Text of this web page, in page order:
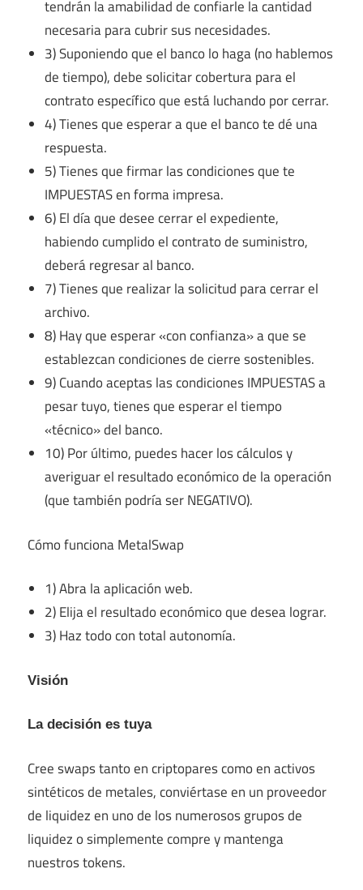
tendrán la amabilidad de confiarle la cantidad
necesaria para cubrir sus necesidades.
3) Suponiendo que el banco lo haga (no hablemos
de tiempo), debe solicitar cobertura para el
contrato específico que está luchando por cerrar.
4) Tienes que esperar a que el banco te dé una
respuesta.
5) Tienes que firmar las condiciones que te
IMPUESTAS en forma impresa.
6) El día que desee cerrar el expediente,
habiendo cumplido el contrato de suministro,
deberá regresar al banco.
7) Tienes que realizar la solicitud para cerrar el
archivo.
8) Hay que esperar «con confianza» a que se
establezcan condiciones de cierre sostenibles.
9) Cuando aceptas las condiciones IMPUESTAS a
pesar tuyo, tienes que esperar el tiempo
«técnico» del banco.
10) Por último, puedes hacer los cálculos y
averiguar el resultado económico de la operación
(que también podría ser NEGATIVO).
Cómo funciona MetalSwap
1) Abra la aplicación web.
2) Elija el resultado económico que desea lograr.
3) Haz todo con total autonomía.
Visión
La decisión es tuya
Cree swaps tanto en criptopares como en activos
sintéticos de metales, conviértase en un proveedor
de liquidez en uno de los numerosos grupos de
liquidez o simplemente compre y mantenga
nuestros tokens.